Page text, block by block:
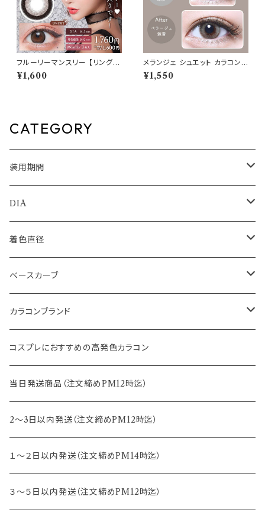
フルーリーマンスリー 【リングダ
ークブラウン/もっとキマグレネ
コ】1箱3枚 14.5mm 明日花キラ
¥1,600
メランジェ シュエット カラコン
ワンデー 【ベラージュ 】 1箱10
枚 14.5mm 度なし chouette 1
¥1,550
CATEGORY
装用期間
1day
1month
2ｗeek
DIA
14.0mm
14.1mm
14.2mm
14.5mm
15.0mm
14.4mm
着色直径
12.5mm
12.8mm
13.0mm
13.2mm
13.3mm
13.4mm
13.5mm
ベースカーブ
8.6mm
8.7mm
8.8mm
8.5mm
カラコンブランド
エバーカラー
エヌズコレクション
トパーズ
キャンディーマジック
レヴィア
コスプレにおすすめの高発色カラコン
当日発送商品（注文締めPM12時迄）
2～3日以内発送（注文締めPM12時迄）
１～２日以内発送（注文締めPM14時迄）
３～５日以内発送（注文締めPM12時迄）